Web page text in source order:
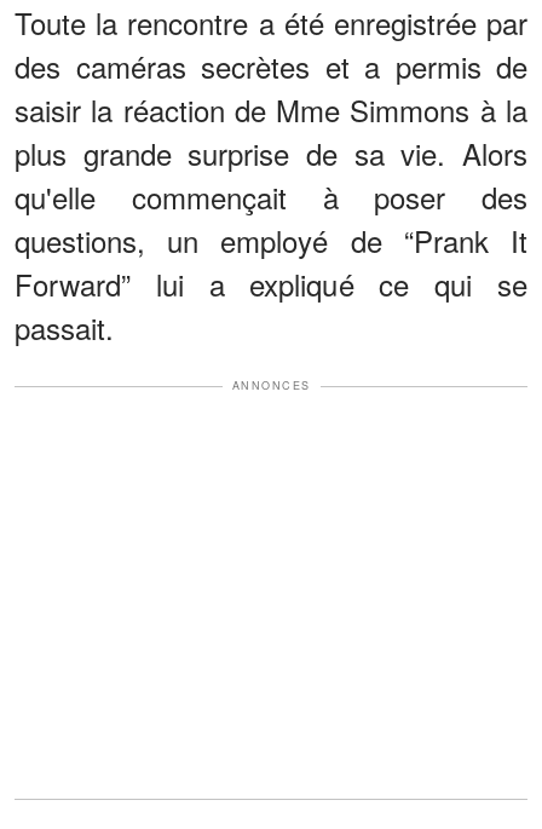
Toute la rencontre a été enregistrée par
des caméras secrètes et a permis de
saisir la réaction de Mme Simmons à la
plus grande surprise de sa vie. Alors
qu'elle commençait à poser des
questions, un employé de “Prank It
Forward” lui a expliqué ce qui se
passait.
ANNONCES